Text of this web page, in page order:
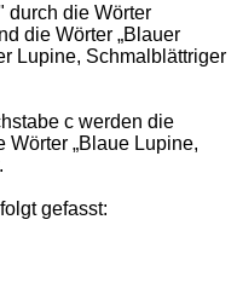
durch die Wörter
die Wörter „Blauer
Lupine, Schmalblättriger
c werden die
Wörter „Blaue Lupine,
gefasst: